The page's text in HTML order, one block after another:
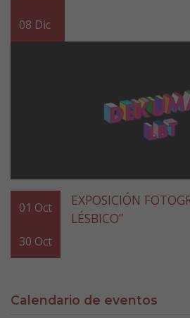
08 Dic
01 Oct
30 Oct
EXPOSICIÓN
LÉSBICO”
Calendario de eventos